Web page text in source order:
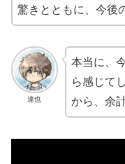
驚きとともに、今後
達也
本当に、
ら感じて
から、余